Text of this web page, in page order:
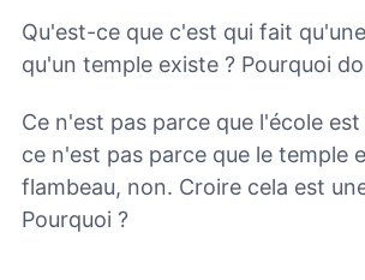
Qu'est-ce que c'est qui fait
qu'un temple existe ? Pourquoi
Ce n'est pas parce que l'école
ce n'est pas parce que le temple
flambeau, non. Croire cela est
Pourquoi ?